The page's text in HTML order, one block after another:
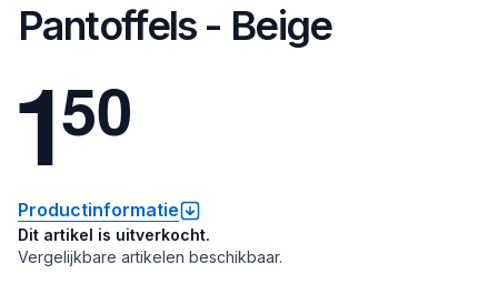
Pantoffels - Beige
150
Productinformatie
Dit artikel is uitverkocht.
Vergelijkbare artikelen beschikbaar.